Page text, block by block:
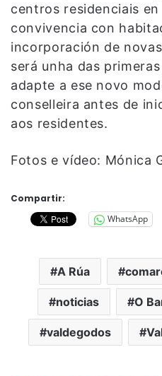
centros residenciais
convivencia con
incorporación de
será unha das
adapte a ese novo
conselleira antes de
aos residentes.
Fotos e vídeo: Mónica
Compartir:
WhatsApp
A Rúa
noticias O
valdegodos